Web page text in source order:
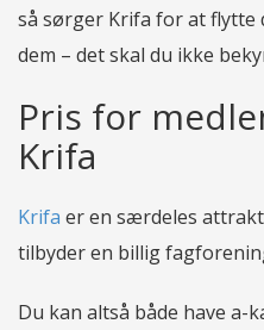
så sørger Krifa for at flytte
dem – det skal du ikke
Pris for
Krifa
Krifa er en særdeles
tilbyder en billig
Du kan altså både have a-